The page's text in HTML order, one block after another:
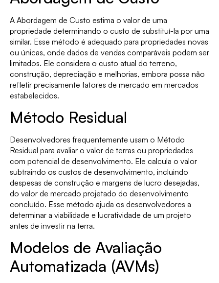
A Abordagem de Custo estima o valor de uma
propriedade determinando o custo de substituí-la por uma
similar. Esse método é adequado para propriedades novas
ou únicas, onde dados de vendas comparáveis podem ser
limitados. Ele considera o custo atual do terreno,
construção, depreciação e melhorias, embora possa não
refletir precisamente fatores de mercado em mercados
estabelecidos.
Método Residual
Desenvolvedores frequentemente usam o Método
Residual para avaliar o valor de terras ou propriedades
com potencial de desenvolvimento. Ele calcula o valor
subtraindo os custos de desenvolvimento, incluindo
despesas de construção e margens de lucro desejadas,
do valor de mercado projetado do desenvolvimento
concluído. Esse método ajuda os desenvolvedores a
determinar a viabilidade e lucratividade de um projeto
antes de investir na terra.
Modelos de Avaliação
Automatizada (AVMs)